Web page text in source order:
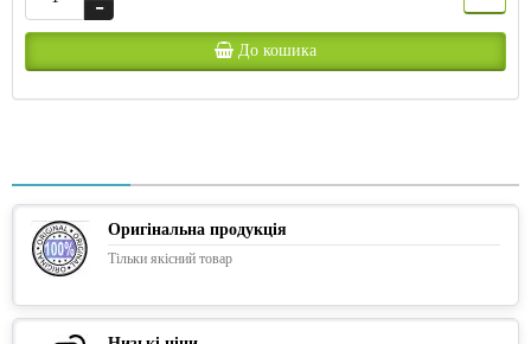
До кошика
Оригінальна продукція
Тільки якісний товар